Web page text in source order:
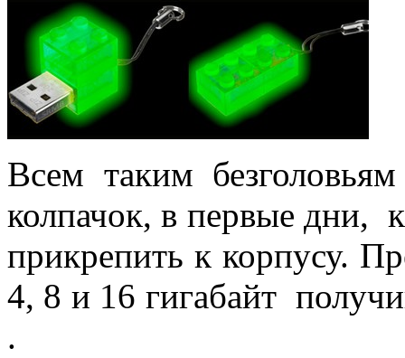
Всем таким
колпачок, в первые дни,
прикрепить к корпусу.
4, 8 и 16 гигабайт
.